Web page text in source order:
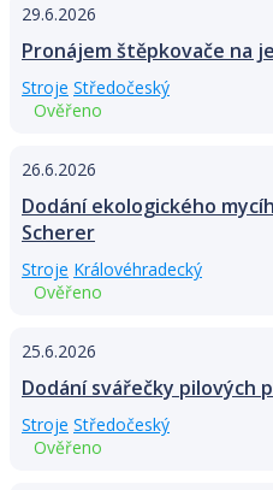
29.6.2026
Pronájem štěpkovače na
Stroje Středočeský
Ověřeno
26.6.2026
Dodání ekologického
Scherer
Stroje Královéhradecký
Ověřeno
25.6.2026
Dodání svářečky pilových
Stroje Středočeský
Ověřeno